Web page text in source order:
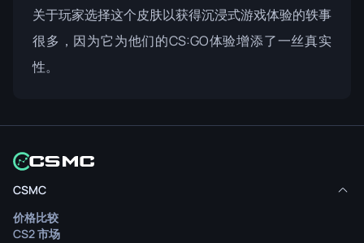
关于玩家选择这个皮肤以获得沉浸式游戏体验的轶事
很多，因为它为他们的CS:GO体验增添了一丝真实
性。
CSMC
价格比较
CS2 市场